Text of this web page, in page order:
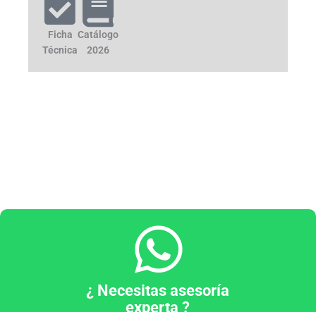
Ficha
Técnica
Catálogo
2026
¿ Necesitas asesoría
experta ?